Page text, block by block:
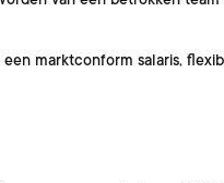
marktconform salaris,